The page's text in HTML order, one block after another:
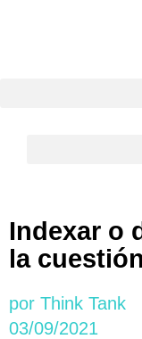
Indexar o
la cuestión
por Think Tank
03/09/2021